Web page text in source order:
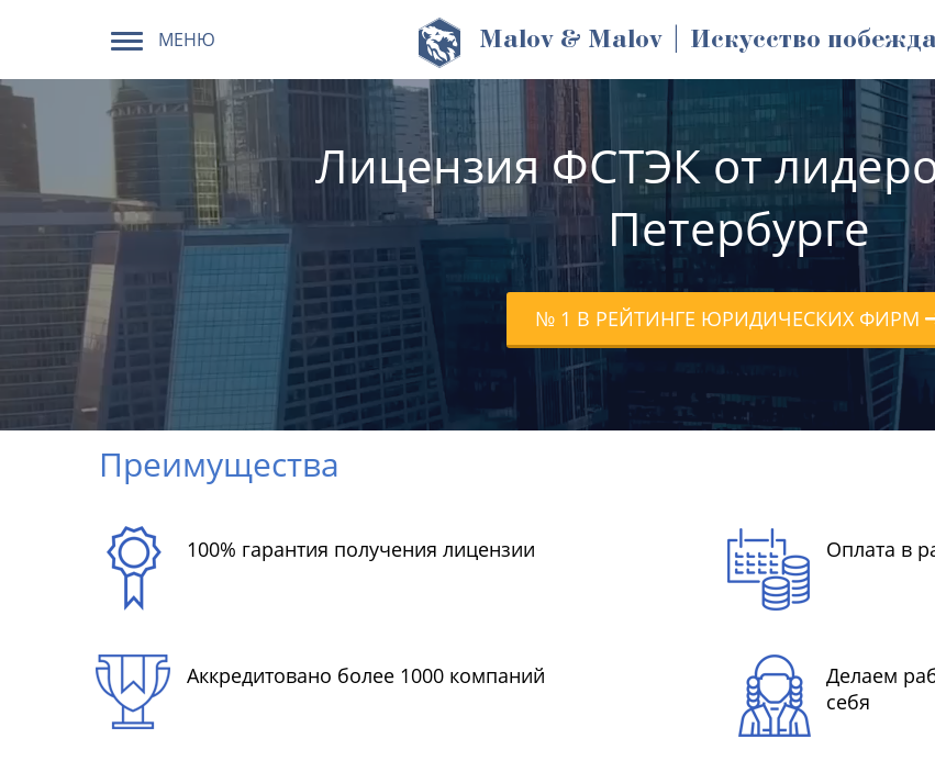
МЕНЮ Malov & Malov | Искусство
Лицензия ФСТЭК от
Петербурге
№ 1 В РЕЙТИНГЕ ЮРИДИЧЕСКИХ ФИРМ
Преимущества
100% гарантия получения лицензии Оплата в
Аккредитовано более 1000 компаний
Делаем
себя